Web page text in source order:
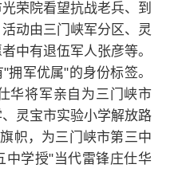
荣院看望抗战老兵、到
动由三门峡军分区、灵
中有退伍军人张彦等。
军优属"的身份标签。
华将军亲自为三门峡市
灵宝市实验小学解放路
帜，为三门峡市第三中
中学授"当代雷锋庄仕华